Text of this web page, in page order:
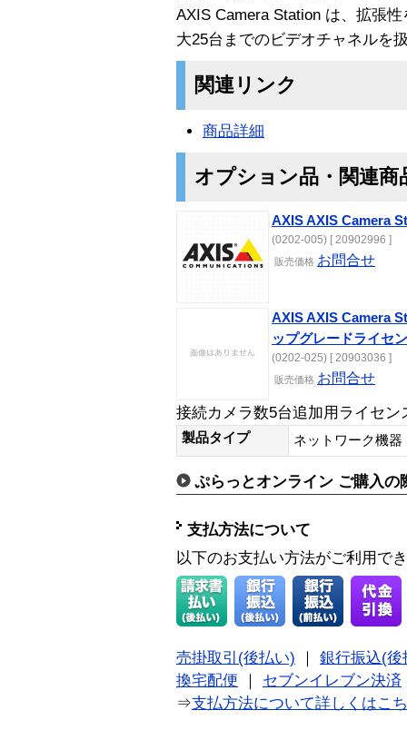
AXIS Camera Station は、拡張
大25台までのビデオチャネルを
関連リンク
商品詳細
オプション品・関連商
AXIS AXIS Camera
(0202-005) [ 20902996 ]
販売価格 お問合せ
AXIS AXIS Camera
ップグレードライセ
(0202-025) [ 20903036 ]
販売価格 お問合せ
接続カメラ数5台追加用ライセン
製品タイプ ネットワーク機
ぷらっとオンライン ご購入の
支払方法について
以下のお支払い方法がご利用で
売掛取引(後払い)
銀行振込(後
換宅配便
セブンイレブン決済
⇒支払方法について詳しくはこ